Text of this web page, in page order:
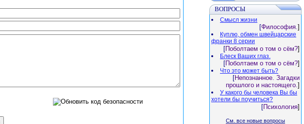
ВОПРОСЫ
Смысл жизни
[Философия.]
Куплю, обмен швейцарские
франки 8 серии
[Поболтаем о том о сём?]
Блеск Ваших глаз.
[Поболтаем о том о сём?]
Что это может быть?
[Непознанное. Загадки
прошлого и настоящего.]
У какого бы человека Вы бы
хотели бы поучиться?
[Психология]
См. все новые вопросы